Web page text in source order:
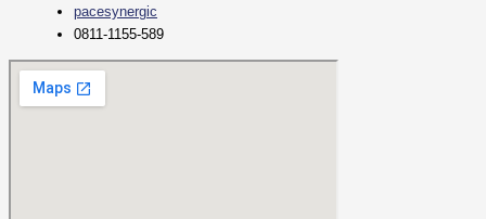
pacesynergic
0811-1155-589